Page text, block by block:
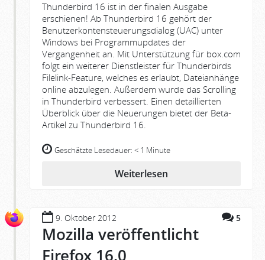
Thunderbird 16 ist in der finalen Ausgabe
erschienen! Ab Thunderbird 16 gehört der
Benutzerkontensteuerungsdialog (UAC) unter
Windows bei Programmupdates der
Vergangenheit an. Mit Unterstützung für box.com
folgt ein weiterer Dienstleister für Thunderbirds
Filelink-Feature, welches es erlaubt, Dateianhänge
online abzulegen. Außerdem wurde das Scrolling
in Thunderbird verbessert. Einen detaillierten
Überblick über die Neuerungen bietet der Beta-
Artikel zu Thunderbird 16.
Geschätzte Lesedauer: < 1 Minute
Weiterlesen
9. Oktober 2012 5
Mozilla veröffentlicht
Firefox 16.0